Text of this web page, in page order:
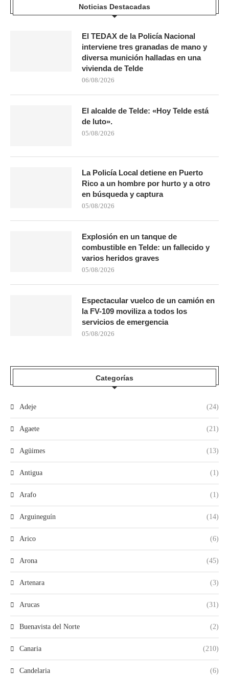
Noticias Destacadas
El TEDAX de la Policía Nacional
interviene tres granadas de mano y
diversa munición halladas en una
vivienda de Telde
06/08/2026
El alcalde de Telde: «Hoy Telde está
de luto».
05/08/2026
La Policía Local detiene en Puerto
Rico a un hombre por hurto y a otro
en búsqueda y captura
05/08/2026
Explosión en un tanque de
combustible en Telde: un fallecido y
varios heridos graves
05/08/2026
Espectacular vuelco de un camión en
la FV-109 moviliza a todos los
servicios de emergencia
05/08/2026
Categorías
Adeje (24)
Agaete (21)
Agüimes (13)
Antigua (1)
Arafo (1)
Arguineguín (14)
Arico (6)
Arona (45)
Artenara (3)
Arucas (31)
Buenavista del Norte (2)
Canaria (210)
Candelaria (6)